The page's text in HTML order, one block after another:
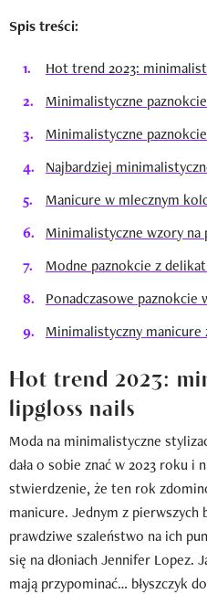
Spis treści:
Hot trend 2023:
Minimalistyczne
Minimalistyczne
Najbardziej
Manicure w mlecznym
Minimalistyczne wzory na
Modne paznokcie z
Ponadczasowe paznokcie
Minimalistyczny manicure
Hot trend 2023:
lipgloss nails
Moda na minimalistyczne
dała o sobie znać w 2023 roku i
stwierdzenie, że ten rok
manicure. Jednym z pierwszych
prawdziwe szaleństwo na ich
się na dłoniach Jennifer Lopez.
mają przypominać… błyszczyk